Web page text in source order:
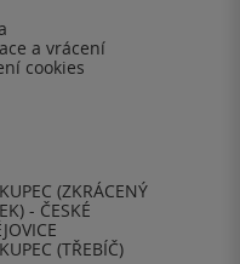
a vrácení
cookies
(ZKRÁCENÝ
- ČESKÉ
(TŘEBÍČ)